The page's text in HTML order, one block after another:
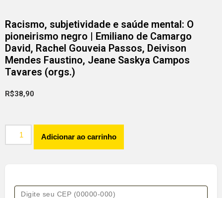
Racismo, subjetividade e saúde mental: O
pioneirismo negro | Emiliano de Camargo
David, Rachel Gouveia Passos, Deivison
Mendes Faustino, Jeane Saskya Campos
Tavares (orgs.)
R$38,90
Adicionar ao carrinho